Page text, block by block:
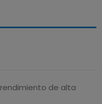
rendimiento de alta